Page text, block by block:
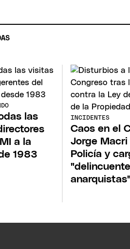
las
a la
1983
INCIDENTES
Caos en el
Jorge Macri
Policía y